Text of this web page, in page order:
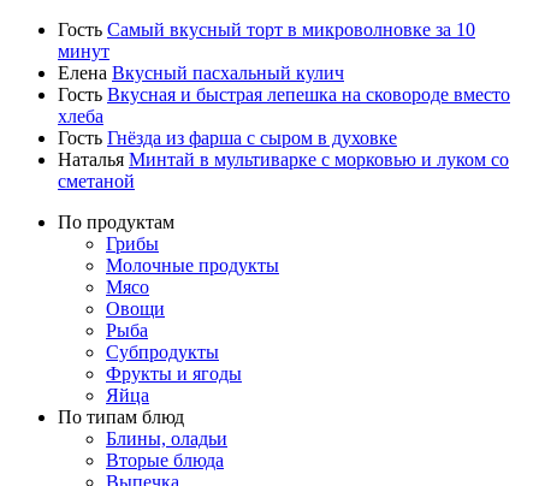
Гость Самый вкусный торт в микроволновке за 10
минут
Елена Вкусный пасхальный кулич
Гость Вкусная и быстрая лепешка на сковороде вместо
хлеба
Гость Гнёзда из фарша с сыром в духовке
Наталья Минтай в мультиварке с морковью и луком со
сметаной
По продуктам
Грибы
Молочные продукты
Мясо
Овощи
Рыба
Субпродукты
Фрукты и ягоды
Яйца
По типам блюд
Блины, оладьи
Вторые блюда
Выпечка